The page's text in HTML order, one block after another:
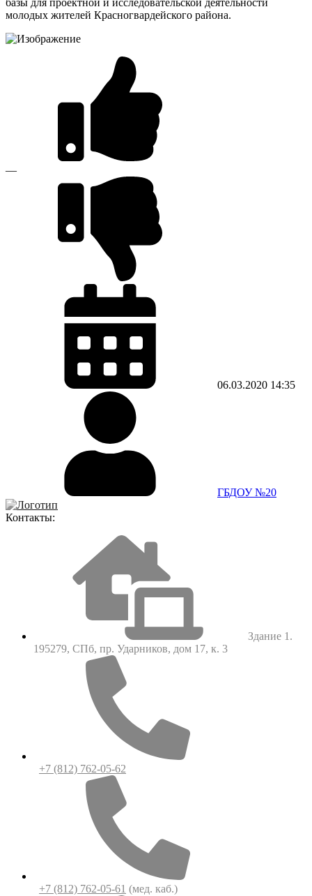
базы для проектной и исследовательской деятельности
молодых жителей Красногвардейского района.
—
06.03.2020 14:35
ГБДОУ №20
Контакты:
Здание 1.
195279, СПб, пр. Ударников, дом 17, к. 3
+7 (812) 762-05-62
+7 (812) 762-05-61 (мед. каб.)